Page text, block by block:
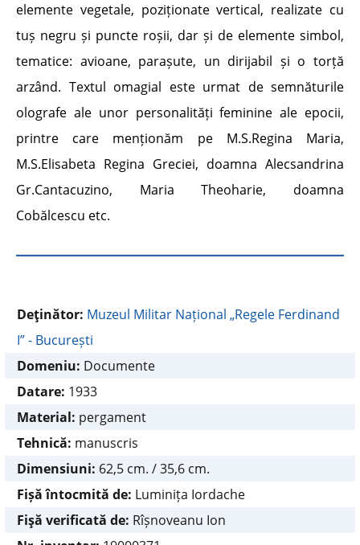
elemente vegetale, poziționate vertical, realizate cu
tuș negru și puncte roșii, dar și de elemente simbol,
tematice: avioane, parașute, un dirijabil și o torță
arzând. Textul omagial este urmat de semnăturile
olografe ale unor personalități feminine ale epocii,
printre care menționăm pe M.S.Regina Maria,
M.S.Elisabeta Regina Greciei, doamna Alecsandrina
Gr.Cantacuzino, Maria Theoharie, doamna
Cobălcescu etc.
Deţinător: Muzeul Militar Național „Regele Ferdinand
I” - București
Domeniu: Documente
Datare: 1933
Material: pergament
Tehnică: manuscris
Dimensiuni: 62,5 cm. / 35,6 cm.
Fișă întocmită de: Luminița Iordache
Fişă verificată de: Rîșnoveanu Ion